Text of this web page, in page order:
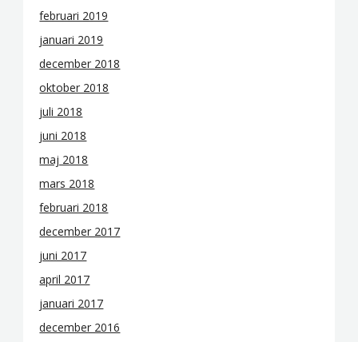
februari 2019
januari 2019
december 2018
oktober 2018
juli 2018
juni 2018
maj 2018
mars 2018
februari 2018
december 2017
juni 2017
april 2017
januari 2017
december 2016